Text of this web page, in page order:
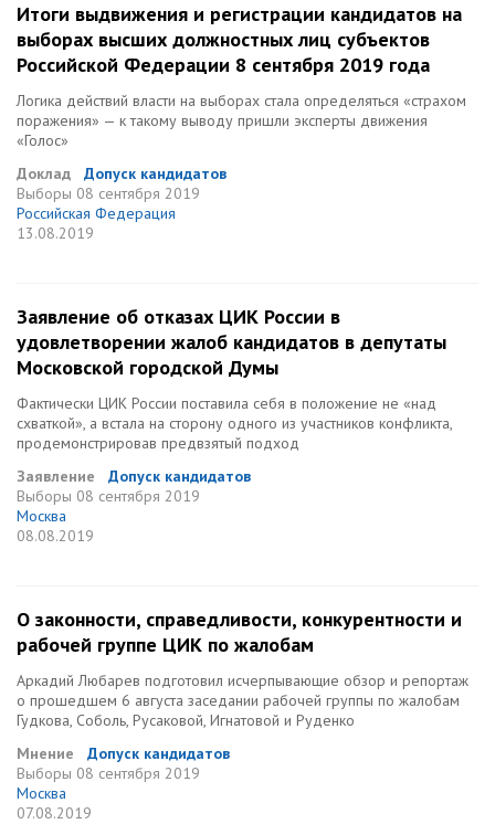
Итоги выдвижения и регистрации кандидатов на
выборах высших должностных лиц субъектов
Российской Федерации 8 сентября 2019 года
Логика действий власти на выборах стала определяться «страхом
поражения» — к такому выводу пришли эксперты движения
«Голос»
Доклад
Допуск кандидатов
Выборы 08 сентября 2019
Российская Федерация
13.08.2019
Заявление об отказах ЦИК России в
удовлетворении жалоб кандидатов в депутаты
Московской городской Думы
Фактически ЦИК России поставила себя в положение не «над
схваткой», а встала на сторону одного из участников конфликта,
продемонстрировав предвзятый подход
Заявление
Допуск кандидатов
Выборы 08 сентября 2019
Москва
08.08.2019
О законности, справедливости, конкурентности и
рабочей группе ЦИК по жалобам
Аркадий Любарев подготовил исчерпывающие обзор и репортаж
о прошедшем 6 августа заседании рабочей группы по жалобам
Гудкова, Соболь, Русаковой, Игнатовой и Руденко
Мнение
Допуск кандидатов
Выборы 08 сентября 2019
Москва
07.08.2019